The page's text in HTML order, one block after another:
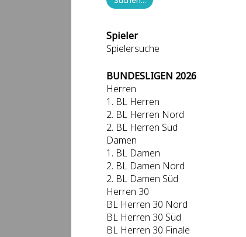
Spieler
Spielersuche
BUNDESLIGEN 2026
Herren
1. BL Herren
2. BL Herren Nord
2. BL Herren Süd
Damen
1. BL Damen
2. BL Damen Nord
2. BL Damen Süd
Herren 30
BL Herren 30 Nord
BL Herren 30 Süd
BL Herren 30 Finale